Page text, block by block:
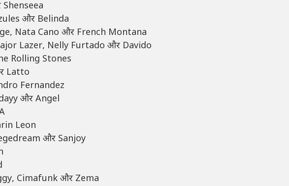
और Belinda
Nata Cano और French Montana
Lazer, Nelly Furtado और Davido
Rolling Stones
Latto
Fernandez
और Angel
Leon
और Sanjoy
Cimafunk और Zema